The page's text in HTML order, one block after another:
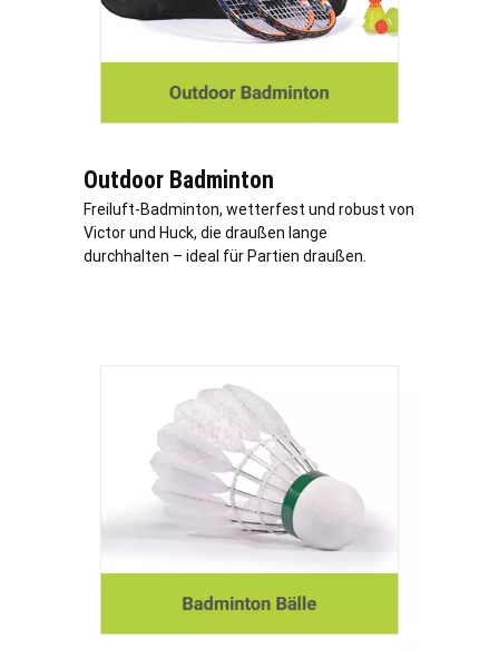
Outdoor Badminton
Freiluft-Badminton, wetterfest und robust von
Victor und Huck, die draußen lange
durchhalten – ideal für Partien draußen.